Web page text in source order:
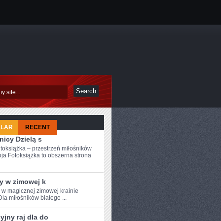
RECENT
Dzielą s
– przestrzeń miłośników
Fotoksiążka to obszerna strona
w zimowej k
w magicznej zimowej krainie
miłośników białego ...
raj dla do